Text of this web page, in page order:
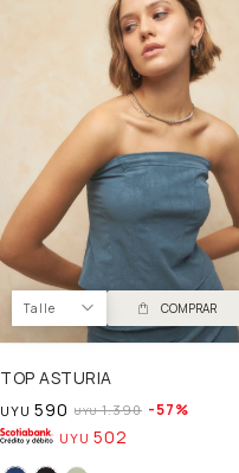
Talle COMPRAR
TOP ASTURIA
UYU 590 UYU 1.390 57
UYU 502